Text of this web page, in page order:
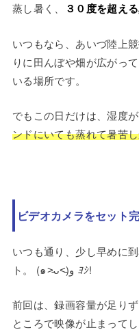
蒸し暑く、
３０度を超え
いつもなら、あいづ陸上
りに田んぼや畑が広がっ
いる場所です。
でもこの日だけは、湿度
ンドにいても蒸れて暑苦
ビデオカメラをセット
いつも通り、少し早めに
ﾖｼ!
前回は、録画容量が足り
ところで映像が止まってし